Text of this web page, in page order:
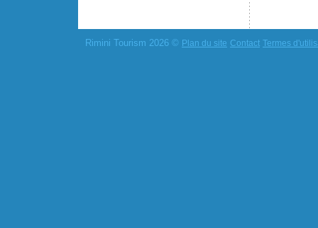
Rimini Tourism 2026 © Plan du site Contact Termes